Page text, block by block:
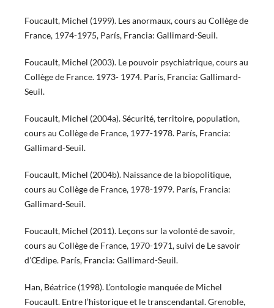
Foucault, Michel (1999). Les anormaux, cours au Collège de
France, 1974-1975, París, Francia: Gallimard-Seuil.
Foucault, Michel (2003). Le pouvoir psychiatrique, cours au
Collège de France. 1973- 1974. París, Francia: Gallimard-
Seuil.
Foucault, Michel (2004a). Sécurité, territoire, population,
cours au Collège de France, 1977-1978. París, Francia:
Gallimard-Seuil.
Foucault, Michel (2004b). Naissance de la biopolitique,
cours au Collège de France, 1978-1979. París, Francia:
Gallimard-Seuil.
Foucault, Michel (2011). Leçons sur la volonté de savoir,
cours au Collège de France, 1970-1971, suivi de Le savoir
d’Œdipe. París, Francia: Gallimard-Seuil.
Han, Béatrice (1998). L’ontologie manquée de Michel
Foucault. Entre l’historique et le transcendantal. Grenoble,